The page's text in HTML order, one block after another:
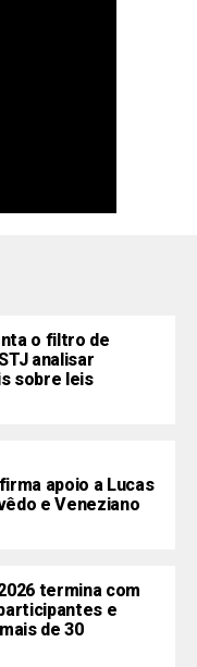
o filtro de
analisar
sobre leis
apoio a Lucas
e Veneziano
termina com
e
de 30